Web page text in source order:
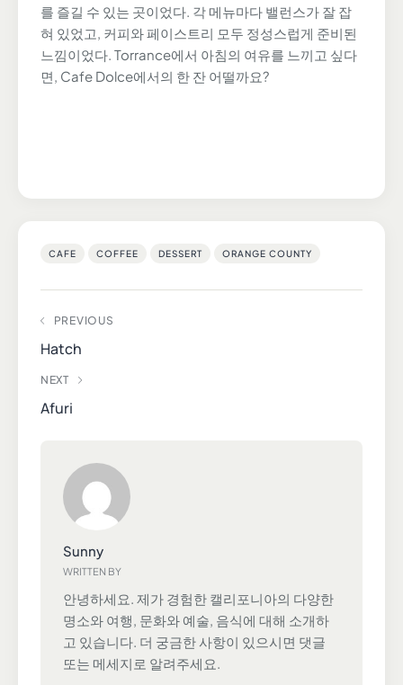
를 즐길 수 있는 곳이었다. 각 메뉴마다 밸런스가 잘 잡
혀 있었고, 커피와 페이스트리 모두 정성스럽게 준비된
느낌이었다. Torrance에서 아침의 여유를 느끼고 싶다
면, Cafe Dolce에서의 한 잔 어떨까요?
CAFE COFFEE DESSERT ORANGE COUNTY
PREVIOUS
Hatch
NEXT
Afuri
WRITTEN BY
Sunny
안녕하세요. 제가 경험한 캘리포니아의 다양한
명소와 여행, 문화와 예술, 음식에 대해 소개하
고 있습니다. 더 궁금한 사항이 있으시면 댓글
또는 메세지로 알려주세요.